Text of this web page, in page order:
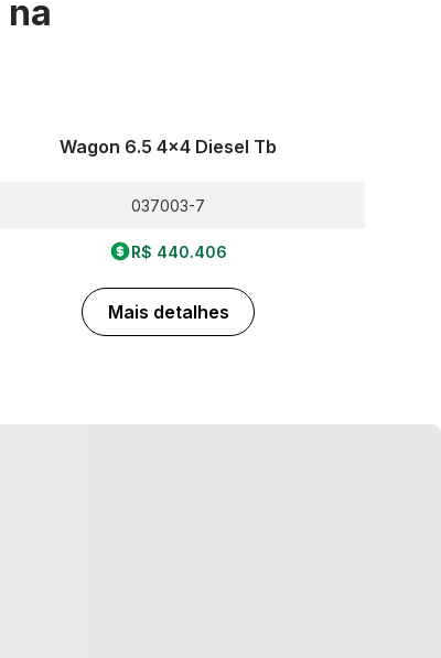
na
Wagon 6.5 4x4 Diesel Tb
037003-7
R$ 440.406
Mais detalhes